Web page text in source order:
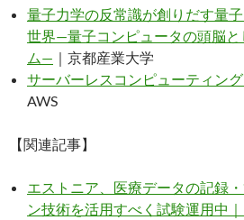
量子力学の反常識が創りだす量
世界—量子コンピュータの頭脳
ム— ｜京都産業大学
サーバーレスコンピューティン
AWS
【関連記事】
エストニア、医療データの記録
ン技術を活用すべく試験運用中